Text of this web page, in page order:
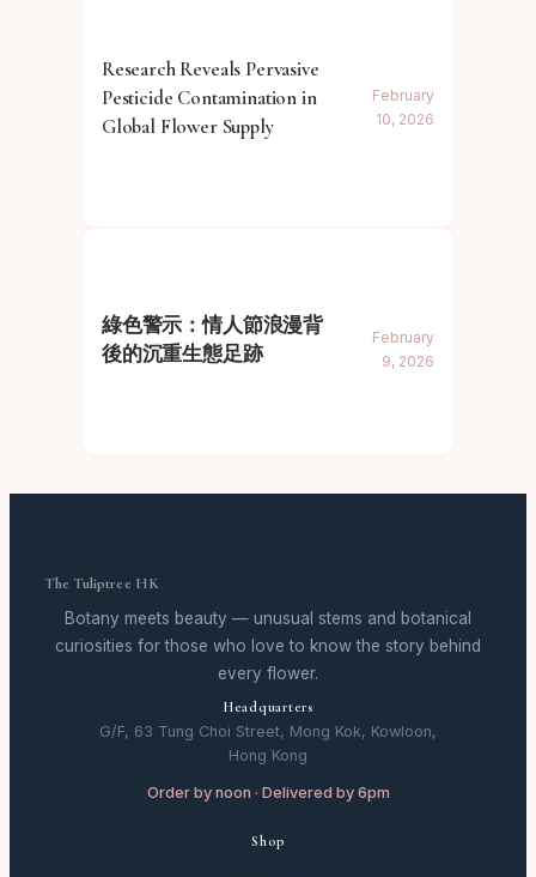
Research Reveals Pervasive
Pesticide Contamination in
Global Flower Supply
February
10, 2026
綠色警示：情人節浪漫背
後的沉重生態足跡
February
9, 2026
The Tuliptree HK
Botany meets beauty — unusual stems and botanical
curiosities for those who love to know the story behind
every flower.
Headquarters
G/F, 63 Tung Choi Street, Mong Kok, Kowloon,
Hong Kong
Order by noon · Delivered by 6pm
Shop